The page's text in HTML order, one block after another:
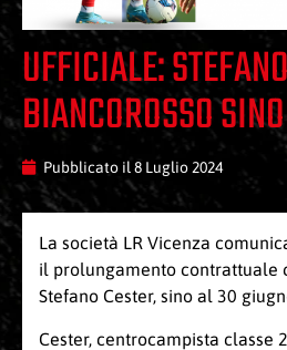
UFFICIALE:
BIANCOROSSO
Pubblicato il 8 Luglio 2024
La società LR Vicenza
il prolungamento contrattuale
Stefano Cester, sino al 30
Cester, centrocampista classe